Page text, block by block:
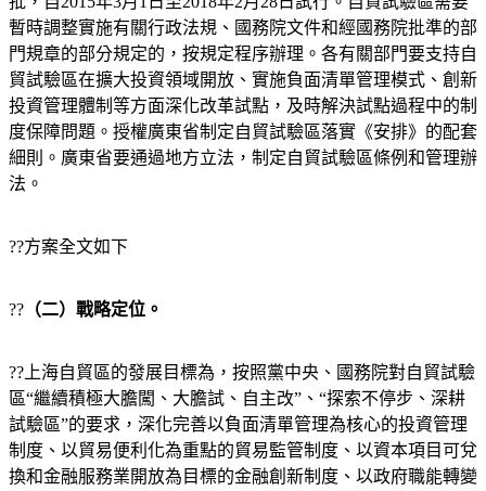
暫時調整實施有關行政法規、國務院文件和經國務院批準的部
門規章的部分規定的，按規定程序辦理。各有關部門要支持自
貿試驗區在擴大投資領域開放、實施負面清單管理模式、創新
投資管理體制等方面深化改革試點，及時解決試點過程中的制
度保障問題。授權廣東省制定自貿試驗區落實《安排》的配套
細則。廣東省要通過地方立法，制定自貿試驗區條例和管理辦
法。
??方案全文如下
?? （二）戰略定位。
??上海自貿區的發展目標為，按照黨中央、國務院對自貿試驗
區“繼續積極大膽闖、大膽試、自主改”、“探索不停步、深耕
試驗區”的要求，深化完善以負面清單管理為核心的投資管理
制度、以貿易便利化為重點的貿易監管制度、以資本項目可兌
換和金融服務業開放為目標的金融創新制度、以政府職能轉變